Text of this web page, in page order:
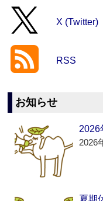
X (Twitter)
RSS
お知らせ
2026
2026